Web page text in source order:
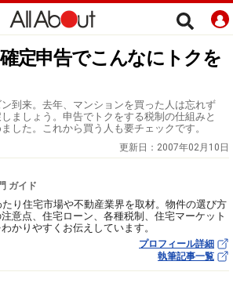
定申告でこんなにトクを
到来。去年、マンションを買った人は忘れず
ましょう。申告でトクをする税制の仕組みと
した。これから買う人も要チェックです。
更新日： 2007年02月10日
ガイド
たり住宅市場や不動産業界を取材。物件の選び方
意点、住宅ローン、各種税制、住宅マーケット
かりやすくお伝えしています。
プロフィール詳細
執筆記事一覧